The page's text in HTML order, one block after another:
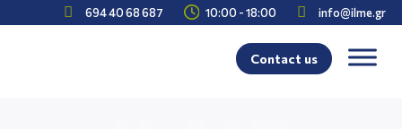
 694 40 68 687  10:00 - 18:00  info@ilme.gr
Contact us